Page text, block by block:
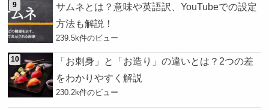
サムネとは？意味や英語訳、YouTubeでの設定
方法も解説！
239.5k件のビュー
「お刺身」と「お造り」の違いとは？2つの差
をわかりやすく解説
230.2k件のビュー